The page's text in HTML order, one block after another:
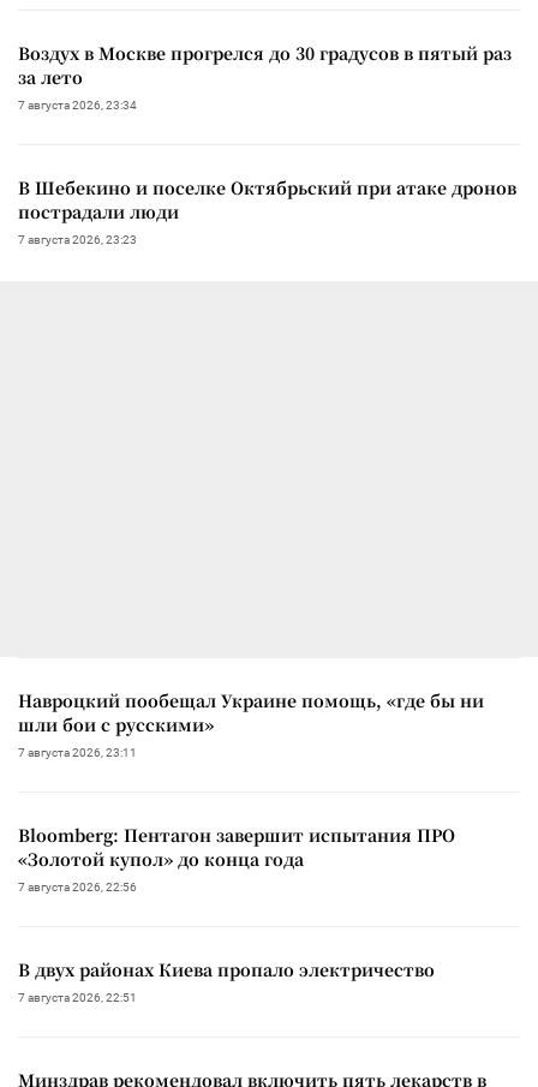
Воздух в Москве прогрелся до 30 градусов в пятый раз
за лето
7 августа 2026, 23:34
В Шебекино и поселке Октябрьский при атаке дронов
пострадали люди
7 августа 2026, 23:23
Навроцкий пообещал Украине помощь, «где бы ни
шли бои с русскими»
7 августа 2026, 23:11
Bloomberg: Пентагон завершит испытания ПРО
«Золотой купол» до конца года
7 августа 2026, 22:56
В двух районах Киева пропало электричество
7 августа 2026, 22:51
Минздрав рекомендовал включить пять лекарств в